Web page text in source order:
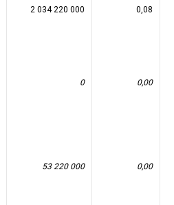
2 034 220 000 0,08
0 0,00
53 220 000 0,00